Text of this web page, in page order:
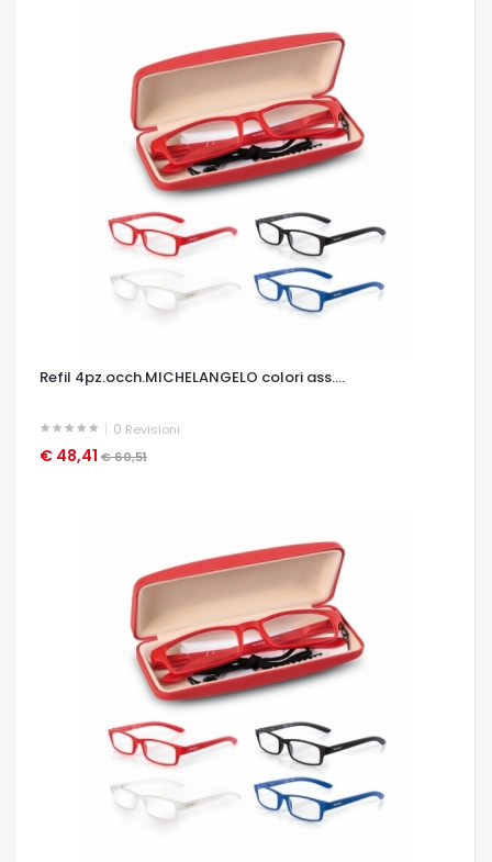
Refil 4pz.occh.MICHELANGELO colori ass....
0 Revisioni
€ 48,41 € 60,51
OCCHIATA VELOCE